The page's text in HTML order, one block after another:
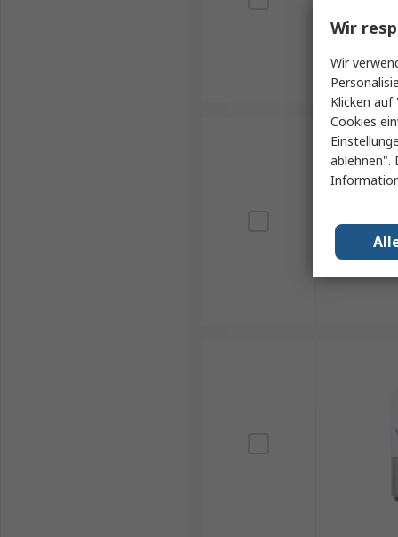
Wir
Wir
Klicken
Cookies
ablehnen".